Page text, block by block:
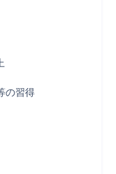
の習得